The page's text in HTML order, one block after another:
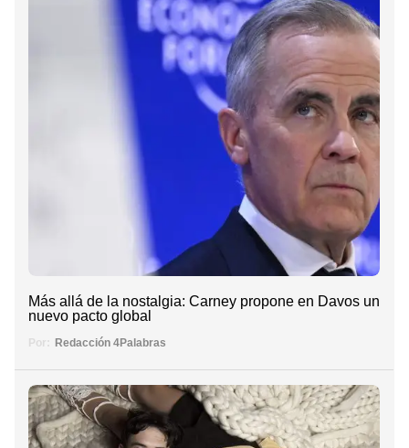
Más allá de la nostalgia: Carney propone en Davos un
nuevo pacto global
Por: Redacción 4Palabras